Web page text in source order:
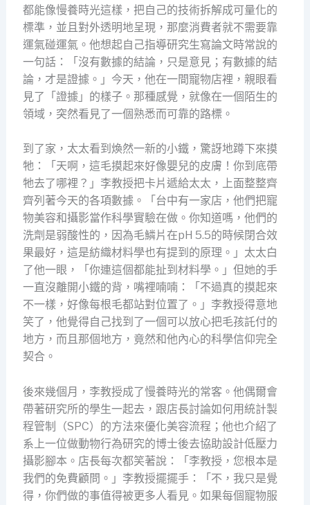
都能像慢養時光這樣，把自己的技術拆解成可量化的
標準，並且對外透明地呈現，那麼消費者就不需要靠
運氣碰運氣。他想起自己指導研究生寫論文時常說的
一句話：「沒有數據的結論，只是意見；有數據的結
論，才是證據。」今天，他在一間寵物店裡，親眼看
見了「證據」的樣子。那種感覺，就像在一個陌生的
領域，突然看見了一個熟悉而可靠的路標。
到了家，太太看到煥然一新的小鐵，驚訝地蹲下來摸
牠：「天啊，這毛摸起來好像嬰兒的皮膚！你到底帶
牠去了哪裡？」李教授把卡片遞給太太，上面整整齊
齊列著今天的各項數據。「台中有一家店，他們把寵
物美容和攝影當作科學實驗在做。你知道嗎，他們的
洗劑是弱酸性的，因為毛鱗片在pH 5.5的時候閉合效
果最好，這是紡織材料學也有提到的原理。」太太白
了他一眼，「你連這個都能扯到材料學。」但她的手
一直沒離開小鐵的背，嘴裡喃喃：「不過真的摸起來
不一樣，好像每根毛都站對位置了。」李教授得意地
笑了，他覺得自己找到了一個可以放心把毛孩託付的
地方，而且那個地方，竟然和他內心的科學信仰完全
契合。
後來幾個月，李教授成了慢養時光的常客。他偶爾會
帶著研究所的學生一起去，跟店長討論如何用統計製
程管制（SPC）的方法來優化美容流程；他也介紹了
系上一位做動物行為研究的博士後去協助設計低壓力
攝影腳本。店長每次都笑著說：「李教授，您根本是
我們的免費顧問。」李教授擺擺手：「不，我只是覺
得，你們做的事值得被更多人看見。如果每個寵物服